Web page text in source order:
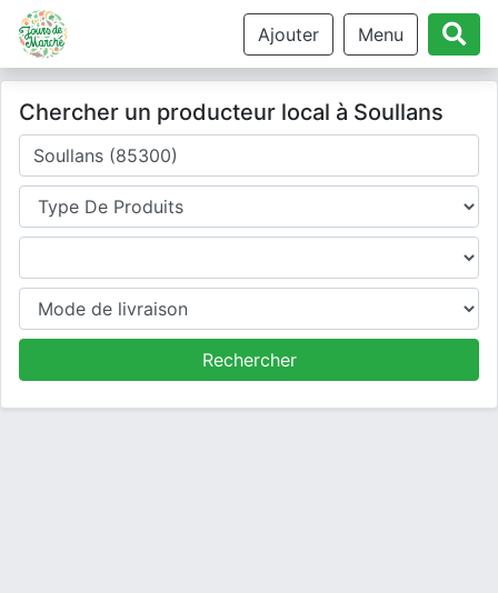
Ajouter Menu
Chercher un producteur local à Soullans
Où cherchez-vous un producteur ?
Type de produits
Produits
Mode de livraison
Rechercher